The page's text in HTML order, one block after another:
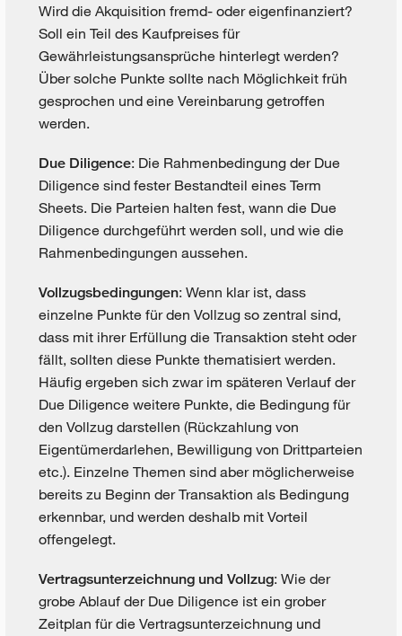
Wird die Akquisition fremd- oder eigenfinanziert?
Soll ein Teil des Kaufpreises für
Gewährleistungsansprüche hinterlegt werden?
Über solche Punkte sollte nach Möglichkeit früh
gesprochen und eine Vereinbarung getroffen
werden.
Due Diligence: Die Rahmenbedingung der Due
Diligence sind fester Bestandteil eines Term
Sheets. Die Parteien halten fest, wann die Due
Diligence durchgeführt werden soll, und wie die
Rahmenbedingungen aussehen.
Vollzugsbedingungen: Wenn klar ist, dass
einzelne Punkte für den Vollzug so zentral sind,
dass mit ihrer Erfüllung die Transaktion steht oder
fällt, sollten diese Punkte thematisiert werden.
Häufig ergeben sich zwar im späteren Verlauf der
Due Diligence weitere Punkte, die Bedingung für
den Vollzug darstellen (Rückzahlung von
Eigentümerdarlehen, Bewilligung von Drittparteien
etc.). Einzelne Themen sind aber möglicherweise
bereits zu Beginn der Transaktion als Bedingung
erkennbar, und werden deshalb mit Vorteil
offengelegt.
Vertragsunterzeichnung und Vollzug: Wie der
grobe Ablauf der Due Diligence ist ein grober
Zeitplan für die Vertragsunterzeichnung und